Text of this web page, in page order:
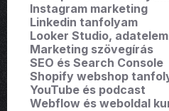
Instagram marketing
Linkedin tanfolyam
Looker Studio,
Marketing szövegírás
SEO és Search Console
Shopify webshop
YouTube és podcast
Webflow és weboldal